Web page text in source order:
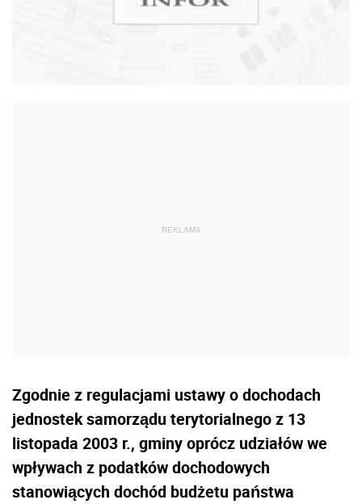
Zgodnie z regulacjami ustawy o dochodach
jednostek samorządu terytorialnego z 13
listopada 2003 r., gminy oprócz udziałów we
wpływach z podatków dochodowych
stanowiących dochód budżetu państwa